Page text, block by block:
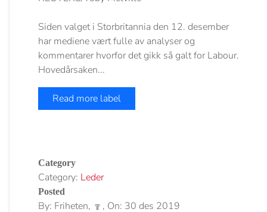
Siden valget i Storbritannia den 12. desember
har mediene vært fulle av analyser og
kommentarer hvorfor det gikk så galt for Labour.
Hovedårsaken...
Read more label
Category
Category: Leder
Posted
By: Friheten, , On: 30 des 2019